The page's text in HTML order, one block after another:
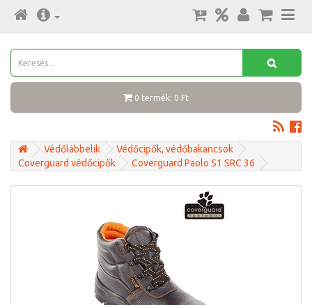
0 termék: 0 Ft
Védőlábbelik
Védőcipők, védőbakancsok
Coverguard védőcipők
Coverguard Paolo S1 SRC 36